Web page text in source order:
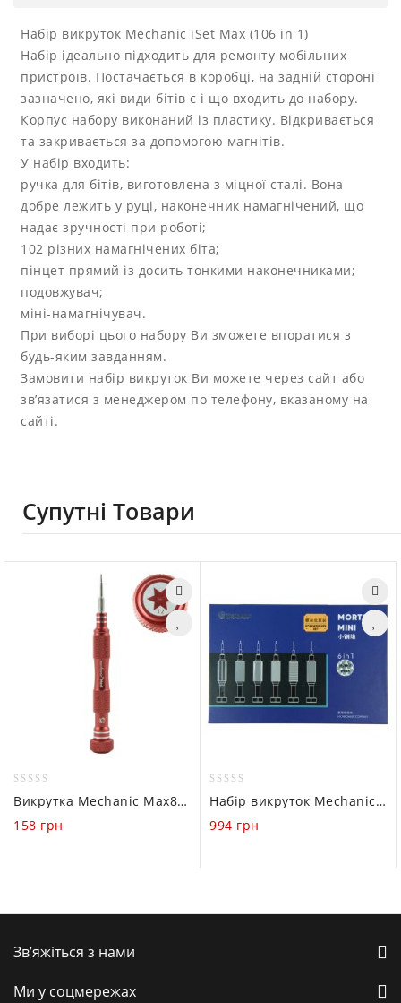
Набір викруток Mechanic iSet Max (106 in 1)
Набір ідеально підходить для ремонту мобільних
пристроїв. Постачається в коробці, на задній стороні
зазначено, які види бітів є і що входить до набору.
Корпус набору виконаний із пластику. Відкривається
та закривається за допомогою магнітів.
У набір входить:
ручка для бітів, виготовлена з міцної сталі. Вона
добре лежить у руці, наконечник намагнічений, що
надає зручності при роботі;
102 різних намагнічених біта;
пінцет прямий із досить тонкими наконечниками;
подовжувач;
міні-намагнічувач.
При виборі цього набору Ви зможете впоратися з
будь-яким завданням.
Замовити набір викруток Ви можете через сайт або
зв’язатися з менеджером по телефону, вказаному на
сайті.
Супутні Товари
out
of
Викрутка Mechanic Max8 (T2)
158 грн
out
of
Набір викруток Mechanic Mortar mini (iShell Max 6 in 1)
994 грн
Зв’яжіться з нами
Ми у соцмережах